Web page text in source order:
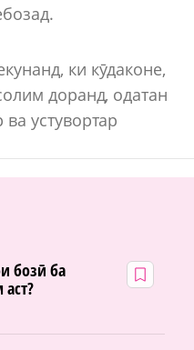
ки кӯдаконе,
доранд, одатан
устувортар
бозӣ ба